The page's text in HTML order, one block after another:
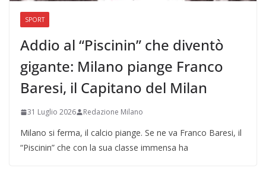
SPORT
Addio al “Piscinin” che diventò
gigante: Milano piange Franco
Baresi, il Capitano del Milan
31 Luglio 2026 Redazione Milano
Milano si ferma, il calcio piange. Se ne va Franco Baresi, il
“Piscinin” che con la sua classe immensa ha